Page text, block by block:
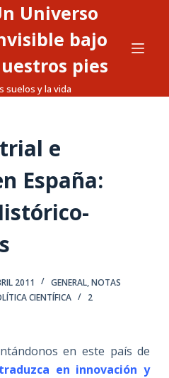
Universo
bajo
pies
suelos y la vida
e
España:
2011 GENERAL,NOTAS
CIENTÍFICA
2
en este país de
en innovación y